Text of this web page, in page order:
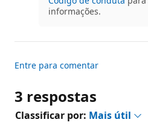
informações.
Entre para comentar
3 respostas
Classificar por: Mais útil